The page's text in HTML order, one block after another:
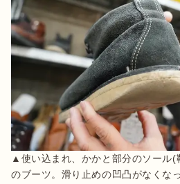
▲使い込まれ、かかと部分のソール(
のブーツ。滑り止めの凹凸がなくな